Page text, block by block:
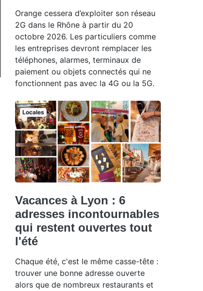
Orange cessera d’exploiter son réseau
2G dans le Rhône à partir du 20
octobre 2026. Les particuliers comme
les entreprises devront remplacer les
téléphones, alarmes, terminaux de
paiement ou objets connectés qui ne
fonctionnent pas avec la 4G ou la 5G.
Locales
Vacances à Lyon : 6
adresses incontournables
qui restent ouvertes tout
l'été
Chaque été, c'est le même casse-tête :
trouver une bonne adresse ouverte
alors que de nombreux restaurants et